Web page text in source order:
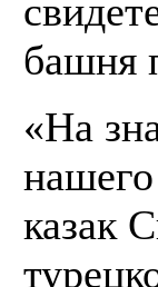
башня
«На
казак